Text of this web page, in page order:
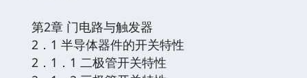
第2章 门电路与触发器
2．1 半导体器件的开关特性
2．1．1 二极管开关特性